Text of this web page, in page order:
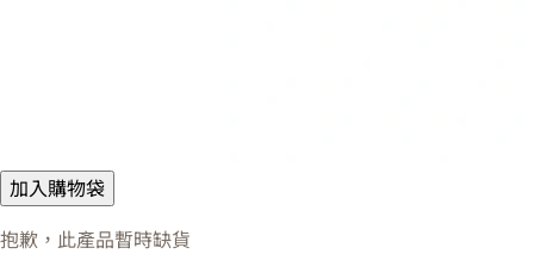
加入購物袋
抱歉，此產品暫時缺貨